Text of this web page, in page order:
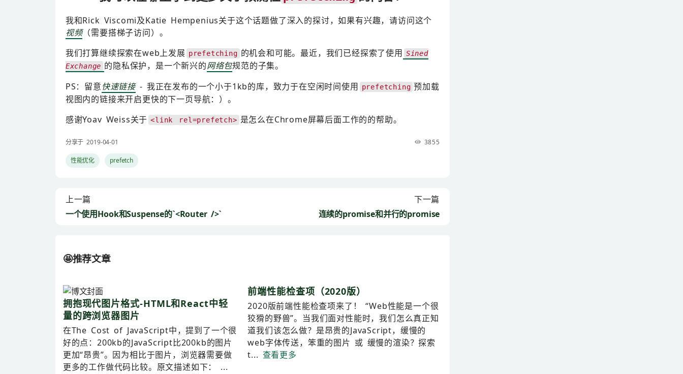
我和Rick Viscomi及Katie Hempenius关于这个话题做了深入的探讨，如果有兴趣，请访问这个
视频（需要搭梯子访问）。
我们打算继续探索在web上发展 prefetching 的机会和可能。最近，我们已经探索了使用 Sined
Exchange 的隐私保护，是一个新兴的网络包规范的子集。
PS：留意快速链接- 我正在发布的一个小于1kb的库，致力于在空闲时间使用 prefetching 预加载
视图内的链接来开启更快的下一页导航：）。
感谢Yoav Weiss关于 <link rel=prefetch> 是怎么在Chrome屏幕后面工作的的帮助。
分享于 2019-04-01 3855
性能优化 prefetch
上一篇
一个使用Hook和Suspense的`<Router />`
下一篇
连续的promise和并行的promise
🤩推荐文章
拥抱现代图片格式-HTML和React中轻
量的跨浏览器图片
在The Cost of JavaScript中，提到了一个很
好的点：200kb的JavaScript比200kb的图片
更加“昂贵”。因为相比于图片，浏览器需要做
更多的工作做代码比较。原文描述如下： ...
前端性能检查项（2020版）
2020版前端性能检查项来了！ “Web性能是一个很
狡猾的野兽”。当我们面对性能时，我们怎么真正知
道我们该怎么做？是昂贵的JavaScript，缓慢的
web字体传送，笨重的图片 或 缓慢的渲染？探索
t... 查看更多